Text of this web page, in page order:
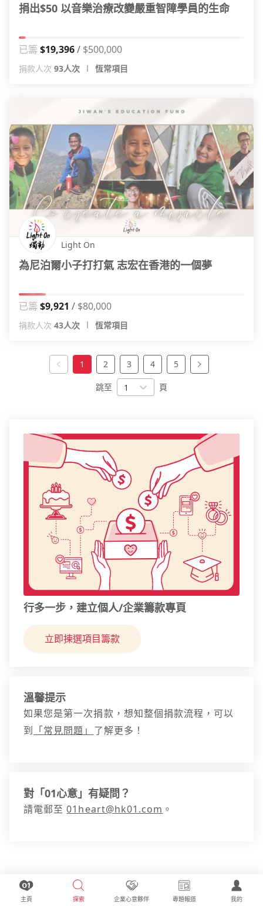
捐出$50 以音樂治療改變嚴重智障學員的生命
已籌 $19,396 $500,000
捐款人次 93人次 恆常項目
Light On
為尼泊爾小子打打氣 志宏在香港的一個夢
已籌 $9,921 $80,000
捐款人次 43人次 恆常項目
1 2 3 4 5
跳至 1 頁
行多一步，建立個人/企業籌款專頁
立即揀選項目籌款
溫馨提示
如果您是第一次捐款，想知整個捐款流程，可以
到 「常見問題」 了解更多！
對「01心意」有疑問？
請電郵至01heart@hk01.com 。
主頁 探索 企業心意夥伴 專題報道 我的